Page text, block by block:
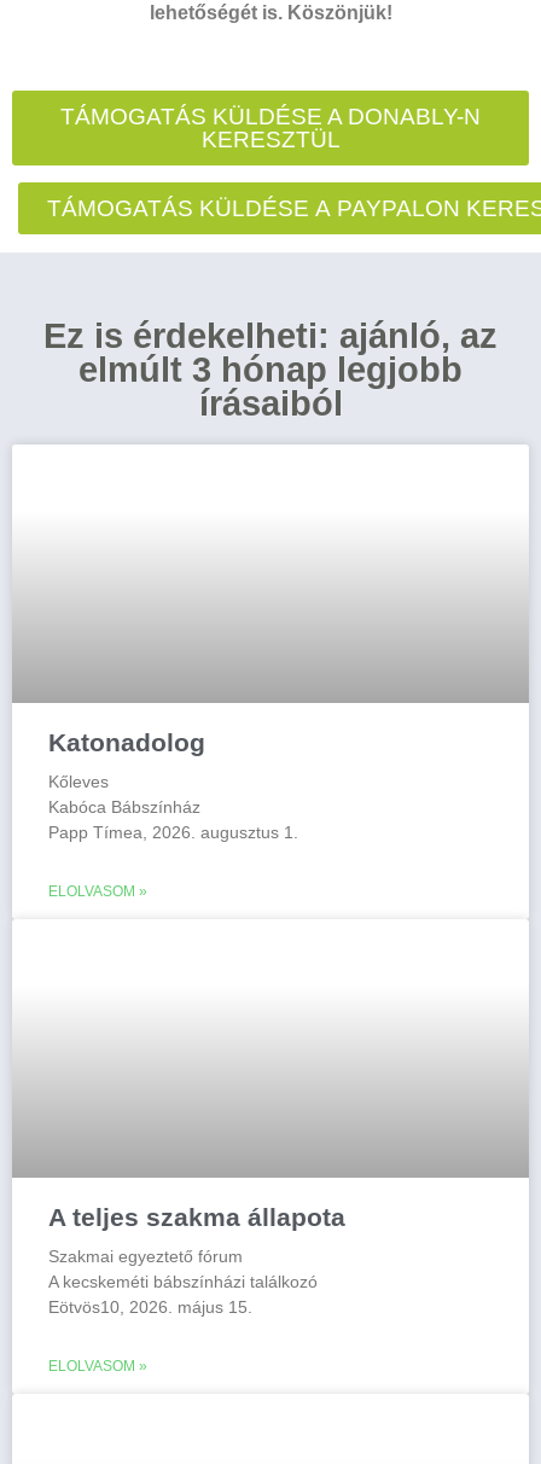
lehetőségét is. Köszönjük!
TÁMOGATÁS KÜLDÉSE A DONABLY-N
KERESZTÜL
TÁMOGATÁS KÜLDÉSE A PAYPALON
Ez is érdekelheti: ajánló, az
elmúlt 3 hónap legjobb
írásaiból
Katonadolog
Kőleves
Kabóca Bábszínház
Papp Tímea, 2026. augusztus 1.
ELOLVASOM »
A teljes szakma állapota
Szakmai egyeztető fórum
A kecskeméti bábszínházi találkozó
Eötvös10, 2026. május 15.
ELOLVASOM »